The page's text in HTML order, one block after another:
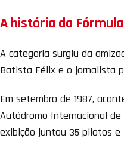
A história da
A categoria surgiu da
Batista Félix e o jornalista
Em setembro de 1987,
Autódromo Internacional de
exibição juntou 35 pilotos e